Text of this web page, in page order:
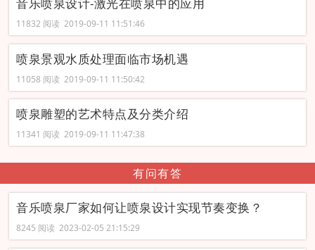
11832 阅读 2019-09-11 11:51:46
喷泉景观水质处理面临市场机遇
11058 阅读 2019-09-11 11:50:42
喷泉雕塑的艺术特点及分类介绍
11341 阅读 2019-09-11 11:47:38
有问有答
音乐喷泉厂家如何让喷泉设计实现节奏变换？
8245 阅读 2023-02-05 21:15:29